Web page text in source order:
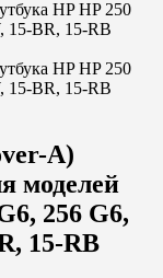
A)
моделей
256 G6,
15-RB